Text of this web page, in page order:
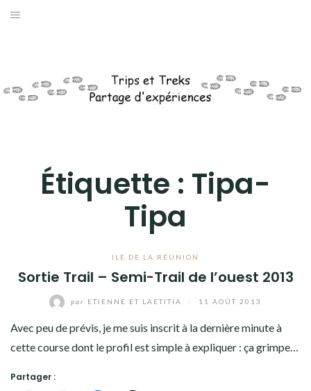
Aller
Étiquette : Tipa-
Tipa
ILE DE LA RÉUNION
Sortie Trail – Semi-Trail de l’ouest 2013
par ETIENNE ET LAETITIA 11 AOÛT 2013
Avec peu de prévis, je me suis inscrit à la dernière minute à
cette course dont le profil est simple à expliquer : ça grimpe…
Partager :
ASIE
OCÉANIE
QUI SOMMES-NOUS ?